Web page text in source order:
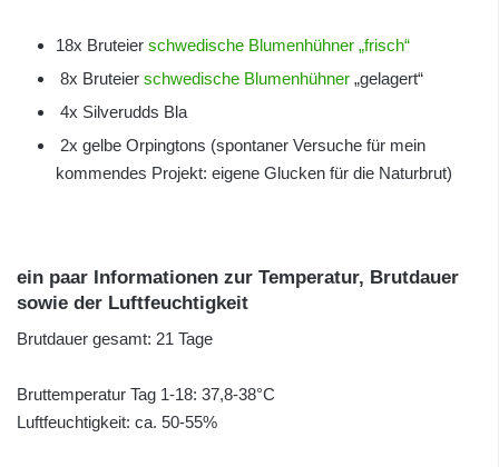
18x Bruteier schwedische Blumenhühner „frisch“
8x Bruteier schwedische Blumenhühner „gelagert“
4x Silverudds Bla
2x gelbe Orpingtons (spontaner Versuche für mein
kommendes Projekt: eigene Glucken für die Naturbrut)
ein paar Informationen zur Temperatur, Brutdauer
sowie der Luftfeuchtigkeit
Brutdauer gesamt: 21 Tage
Bruttemperatur Tag 1-18: 37,8-38°C
Luftfeuchtigkeit: ca. 50-55%